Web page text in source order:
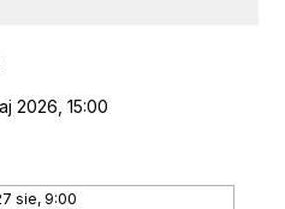
2026, 15:00
sie, 9:00